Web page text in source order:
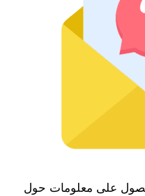
الحصول على معلومات حول